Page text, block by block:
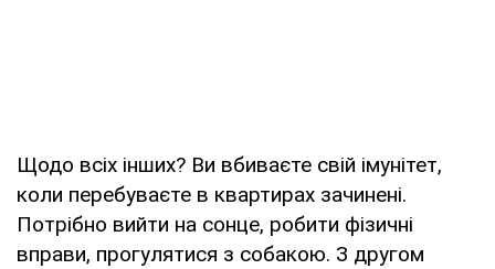
Щодо всіх інших? Ви вбиваєте свій імунітет,
коли перебуваєте в квартирах зачинені.
Потрібно вийти на сонце, робити фізичні
вправи, прогулятися з собакою. З другом